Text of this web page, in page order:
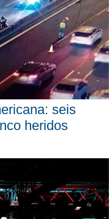
seis
heridos